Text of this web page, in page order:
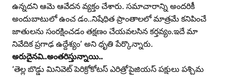
ఉన్నదని ఆమె ఆవేదన వ్యక్తం చేశారు. సమాచారాన్ని అందరికీ
అందుబాటులో ఉంచ డం..నిషేధిత ప్రాంతాలలో మాత్రమే కనిపించే
జాతులను సంరక్షించడం తక్షణం చేయవలసిన కర్తవ్యం.ఇదే మా
నివేదిక ప్రగాఢ ఉద్దేశ్యం’ అని ధృతి పేర్కొన్నారు.
అరుదైనవి..అంతరిస్తున్నాయి..
‘తెల్ల బొడ్డు మినివెట్‌ పెరిక్రోకోటస్‌ ఎరిత్రోపైజియస్‌ పక్షులు పశ్చిమ